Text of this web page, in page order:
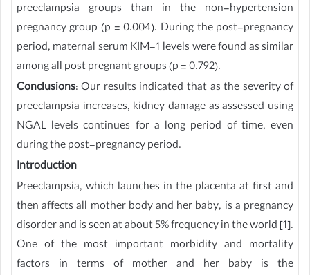
preeclampsia groups than in the non-hypertension
pregnancy group (p = 0.004). During the post-pregnancy
period, maternal serum KIM-1 levels were found as similar
among all post pregnant groups (p = 0.792).
Conclusions: Our results indicated that as the severity of
preeclampsia increases, kidney damage as assessed using
NGAL levels continues for a long period of time, even
during the post-pregnancy period.
Introduction
Preeclampsia, which launches in the placenta at first and
then affects all mother body and her baby, is a pregnancy
disorder and is seen at about 5% frequency in the world [1].
One of the most important morbidity and mortality
factors in terms of mother and her baby is the